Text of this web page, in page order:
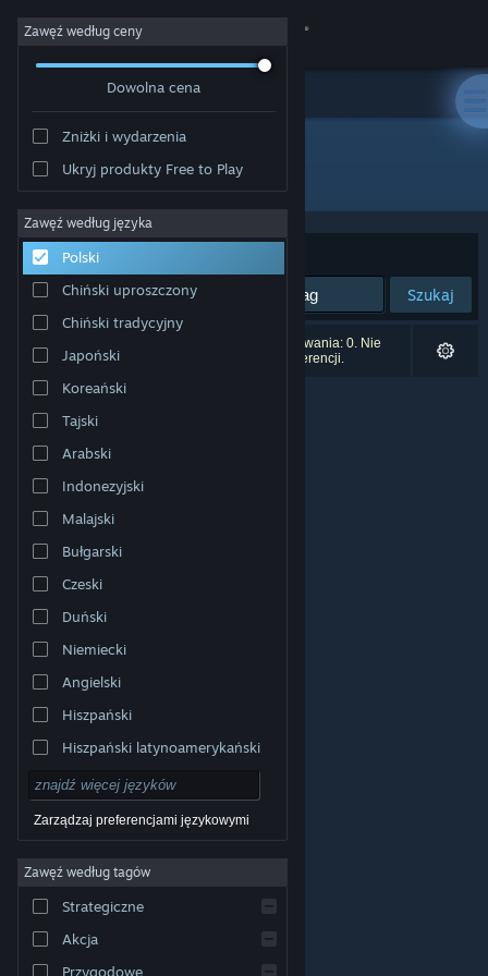
Zaloguj się
Społeczność
Informacje
Wsparcie
Zmień język
Pobierz aplikację mobilną Steam
Wersja przeglądarkowa
© Valve Corporation. Wszelkie prawa zastrzeżone.
właścicieli w Stanach Zjednoczonych i innych krajach.
dostępu
Umowa użytkownika Steam
pieniędzy |Ciasteczka
Zawęź według ceny
Dowolna cena
Zniżki i wydarzenia
Ukryj produkty Free to Play
Zawęź według języka
Polski
Chiński uproszczony
Chiński tradycyjny
Japoński
Koreański
Tajski
Arabski
Indonezyjski
Malajski
Bułgarski
Czeski
Duński
Niemiecki
Angielski
Hiszpański
Hiszpański latynoamerykański
Zarządzaj preferencjami językowymi
Zawęź według tagów
Strategiczne
Akcja
Przygodowe
Producent: ACEIT
Sortuj według:
Szukaj
Liczba wyników pasujących do twojego wyszukiwania: 0. Nie
uwzględniono 1 tytułu na podstawie twoich preferencji.